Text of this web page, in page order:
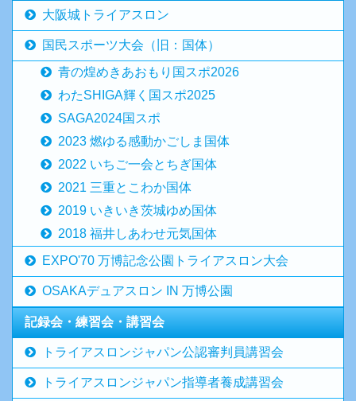
大阪城トライアスロン
国民スポーツ大会（旧：国体）
青の煌めきあおもり国スポ2026
わたSHIGA輝く国スポ2025
SAGA2024国スポ
2023 燃ゆる感動かごしま国体
2022 いちご一会とちぎ国体
2021 三重とこわか国体
2019 いきいき茨城ゆめ国体
2018 福井しあわせ元気国体
EXPO'70 万博記念公園トライアスロン大会
OSAKAデュアスロン IN 万博公園
記録会・練習会・講習会
トライアスロンジャパン公認審判員講習会
トライアスロンジャパン指導者養成講習会